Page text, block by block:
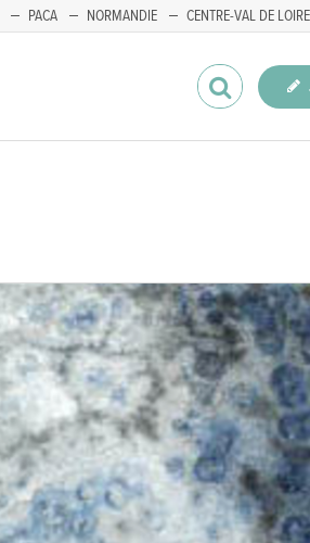
PACA NORMANDIE CENTRE-VAL DE LOIRE